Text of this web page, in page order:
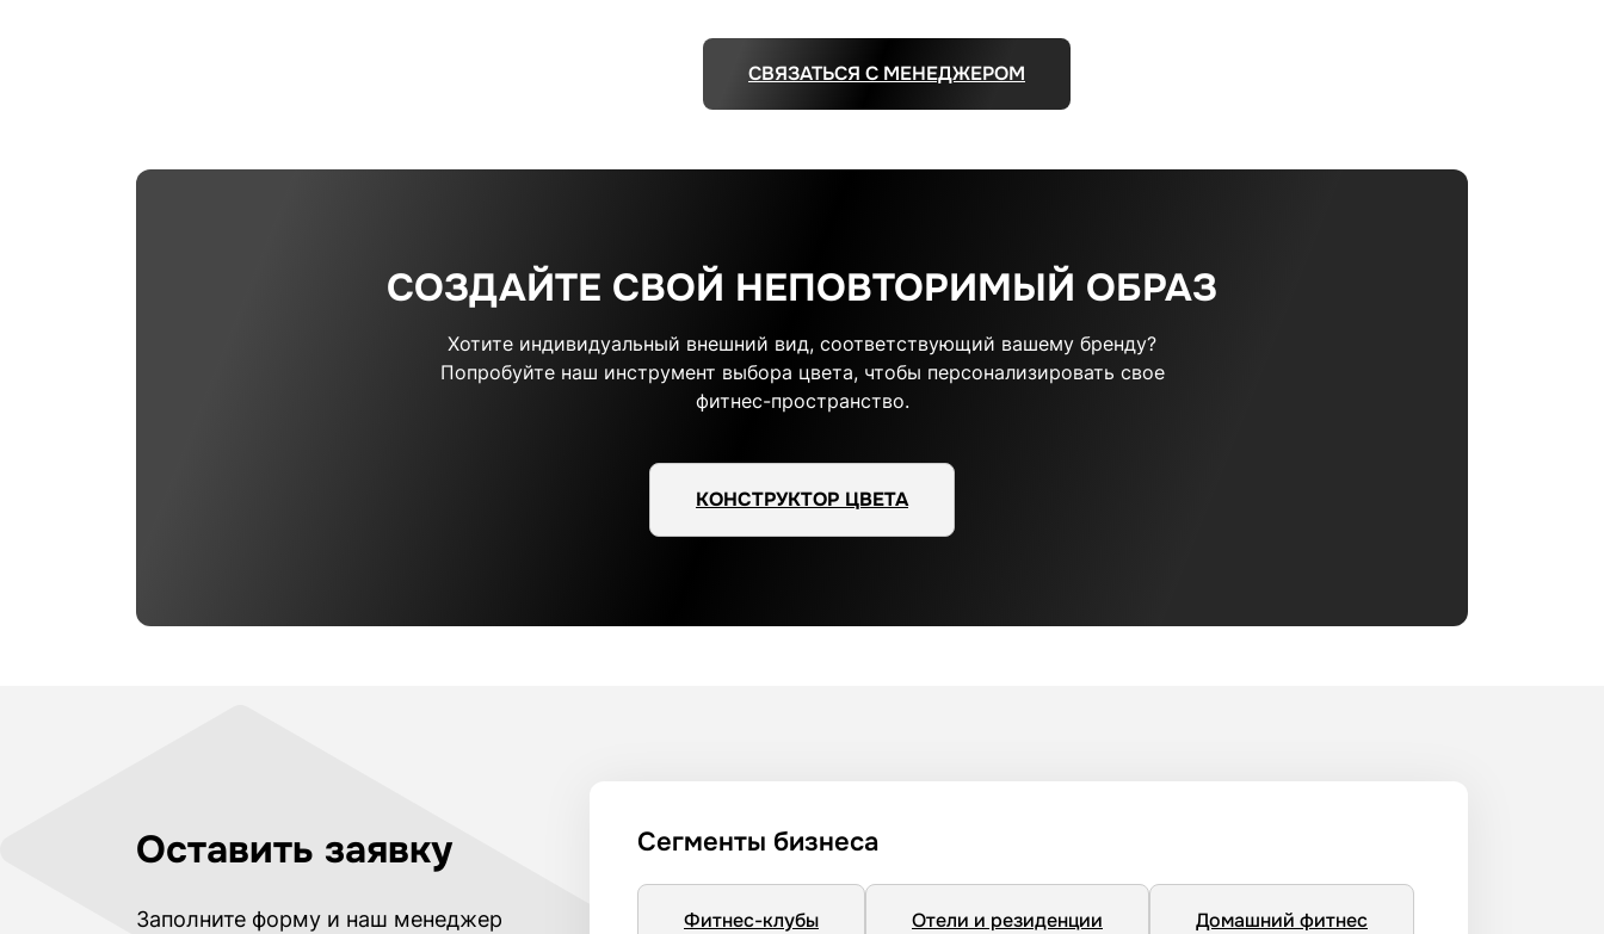
СВЯЗАТЬСЯ С МЕНЕДЖЕРОМ
СОЗДАЙТЕ СВОЙ НЕПОВТОРИМЫЙ ОБРАЗ
Хотите индивидуальный внешний вид, соответствующий вашему бренду?
Попробуйте наш инструмент выбора цвета, чтобы персонализировать свое
фитнес-пространство.
КОНСТРУКТОР ЦВЕТА
Оставить заявку
Заполните форму и наш менеджер
Сегменты бизнеса
Фитнес-клубы Отели и резиденции Домашний фитнес